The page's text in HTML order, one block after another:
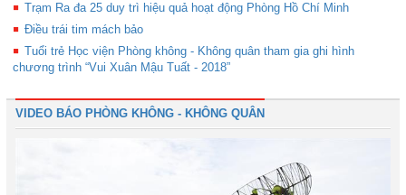
Trạm Ra đa 25 duy trì hiệu quả hoạt động Phòng Hồ Chí Minh
Điều trái tim mách bảo
Tuổi trẻ Học viện Phòng không - Không quân tham gia ghi hình
chương trình “Vui Xuân Mậu Tuất - 2018”
VIDEO BÁO PHÒNG KHÔNG - KHÔNG QUÂN